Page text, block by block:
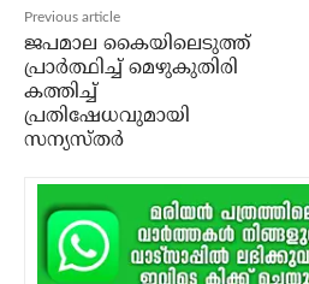
Previous article
ജപമാല കൈയിലെടുത്ത്
പ്രാര്‍ത്ഥിച്ച് മെഴുകുതിരി
കത്തിച്ച്
പ്രതിഷേധവുമായി
സന്യസ്തര്‍